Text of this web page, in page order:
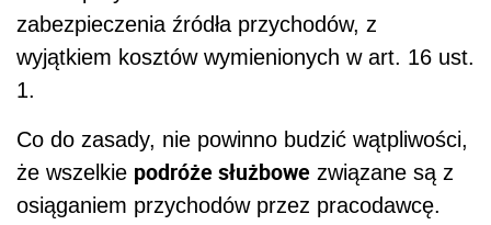
zabezpieczenia źródła przychodów, z
wyjątkiem kosztów wymienionych w art. 16 ust.
1.
Co do zasady, nie powinno budzić wątpliwości,
że wszelkie podróże służbowe związane są z
osiąganiem przychodów przez pracodawcę.